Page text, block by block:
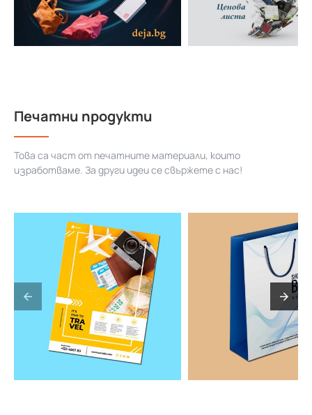
Печатни продукти
Това са част от печатните материали, които
изработваме. За други идеи се свържете с нас!